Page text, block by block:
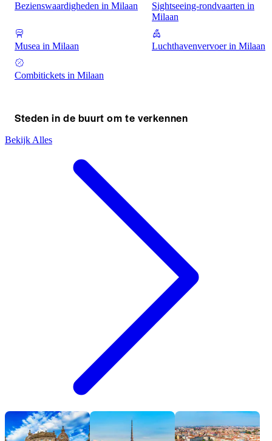
Bezienswaardigheden in Milaan
Sightseeing-rondvaarten in
Milaan
Musea in Milaan Luchthavenvervoer in Milaan
Combitickets in Milaan
Steden in de buurt om te verkennen
Bekijk Alles